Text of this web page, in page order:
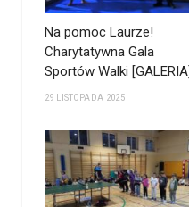
Na pomoc Laurze!
Charytatywna Gala
Sportów Walki [GALERIA]
29 LISTOPADA 2025